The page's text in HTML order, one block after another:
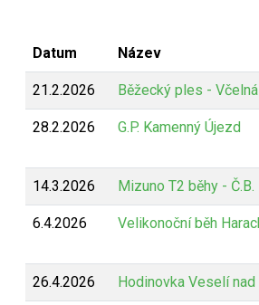
Datum Název
21.2.2026 Běžecký ples - Včelná
28.2.2026 G.P. Kamenný Újezd
14.3.2026 Mizuno T2 běhy - Č.B.
6.4.2026 Velikonoční běh
26.4.2026 Hodinovka Veselí